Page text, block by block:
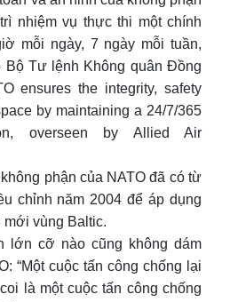
nhiệm vụ thực thi một chính
mỗi ngày, 7 ngày mỗi tuần,
Bộ Tư lệnh Không quân Đồng
ensures the integrity, safety
by maintaining a 24/7/365
overseen by Allied Air
phận của NATO đã có từ
chỉnh năm 2004 để áp dụng
vùng Baltic.
lớn cỡ nào cũng không dám
“Một cuộc tấn công chống lại
là một cuộc tấn công chống